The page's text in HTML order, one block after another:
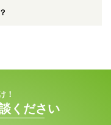
の出身者を中心に多くの
他、外部のアライアンス
は、受注後、サンプルを
い方法でスキャニングす
いただいた時点で対象の
かを判断することが出来
うな書籍は必ず事前にそ
！
ください